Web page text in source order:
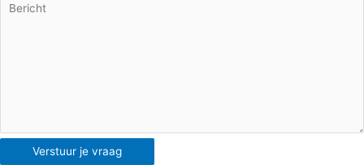
Verstuur je vraag